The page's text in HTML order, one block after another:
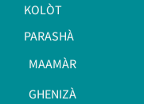
KOLÒT
PARASHÀ
MAAMÀR
GHENIZÀ